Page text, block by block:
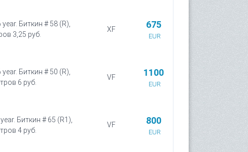
Биткин # 58 (R),
3,25 руб.
XF 675
EUR
Биткин # 50 (R),
6 руб.
VF 1100
EUR
Биткин # 65 (R1),
4 руб.
VF 800
EUR